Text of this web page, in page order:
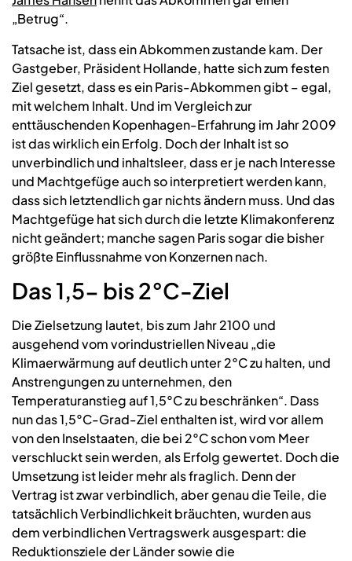
„Betrug“.
Tatsache ist, dass ein Abkommen zustande kam. Der
Gastgeber, Präsident Hollande, hatte sich zum festen
Ziel gesetzt, dass es ein Paris-Abkommen gibt – egal,
mit welchem Inhalt. Und im Vergleich zur
enttäuschenden Kopenhagen-Erfahrung im Jahr 2009
ist das wirklich ein Erfolg. Doch der Inhalt ist so
unverbindlich und inhaltsleer, dass er je nach Interesse
und Machtgefüge auch so interpretiert werden kann,
dass sich letztendlich gar nichts ändern muss. Und das
Machtgefüge hat sich durch die letzte Klimakonferenz
nicht geändert; manche sagen Paris sogar die bisher
größte Einflussnahme von Konzernen nach.
Das 1,5- bis 2°C-Ziel
Die Zielsetzung lautet, bis zum Jahr 2100 und
ausgehend vom vorindustriellen Niveau „die
Klimaerwärmung auf deutlich unter 2°C zu halten, und
Anstrengungen zu unternehmen, den
Temperaturanstieg auf 1,5°C zu beschränken“. Dass
nun das 1,5°C-Grad-Ziel enthalten ist, wird vor allem
von den Inselstaaten, die bei 2°C schon vom Meer
verschluckt sein werden, als Erfolg gewertet. Doch die
Umsetzung ist leider mehr als fraglich. Denn der
Vertrag ist zwar verbindlich, aber genau die Teile, die
tatsächlich Verbindlichkeit bräuchten, wurden aus
dem verbindlichen Vertragswerk ausgespart: die
Reduktionsziele der Länder sowie die